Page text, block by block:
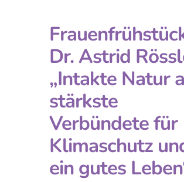
Dr. Astrid
„Intakte Natur
stärkste
Verbündete für
Klimaschutz
ein gutes